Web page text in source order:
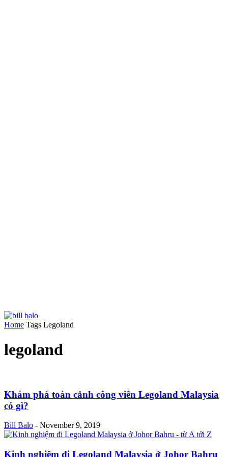
Home Tags Legoland
legoland
Khám phá toàn cảnh công viên Legoland Malaysia
có gì?
Bill Balo - November 9, 2019
Kinh nghiệm đi Legoland Malaysia ở Johor Bahru